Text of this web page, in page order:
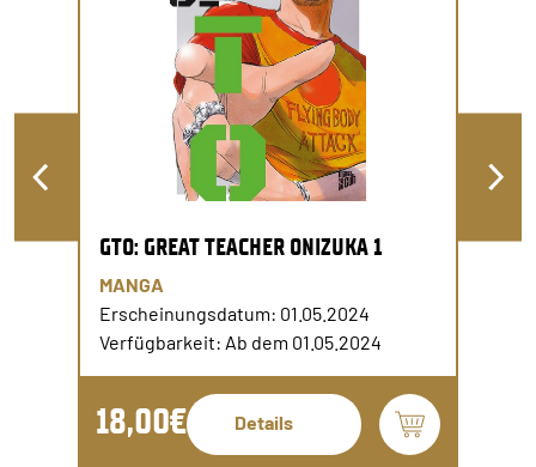
GTO: GREAT TEACHER ONIZUKA 1
MANGA
Erscheinungsdatum: 01.05.2024
Verfügbarkeit: Ab dem 01.05.2024
18,00€ Details